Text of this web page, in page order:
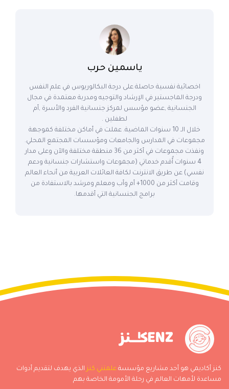
ياسمين حرب
اخصائية نفسية حاصلة على درجة البكالوريوس في علم النفس
ودرجة الماجستير في الإرشاد والتوجيه ومدربة معتمدة في مجال
الجنسانية ,عضو مؤسس لمركز جنسانية الفرد والأسرة ,أم
لطفلين .
خلال الـ 10 سنوات الماضية. عملت في أماكن مختلفة كموجهة
مجموعات في المدارس والجامعات ومؤسسات المجتمع المحلي.
ونفذت مجموعات في أكثر من 36 منطقة مختلفة والآن وعلى مدار
4 سنوات أٌقدم خدماتي (مجموعات واستشارات جنسانية ودعم
نفسي) عن طريق الانترنت لكافة العائلات العربية من أنحاء العالم
وقامت أكثر من 1000+ أم وأب ومعلم ومرشد بالاستفادة من
برامج الجنسانية التي أقدمها.
كنز أكاديمي هو أحد مشاريع مؤسسة علمتني كنز الذي يهدف لتقديم أدوات
مساعدة لأمهات العالم في رحلة الأمومة الخاصة بهم